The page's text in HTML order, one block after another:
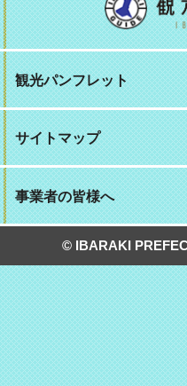
観光パンフレット
サイトマップ
事業者の皆様へ
© IBARAKI